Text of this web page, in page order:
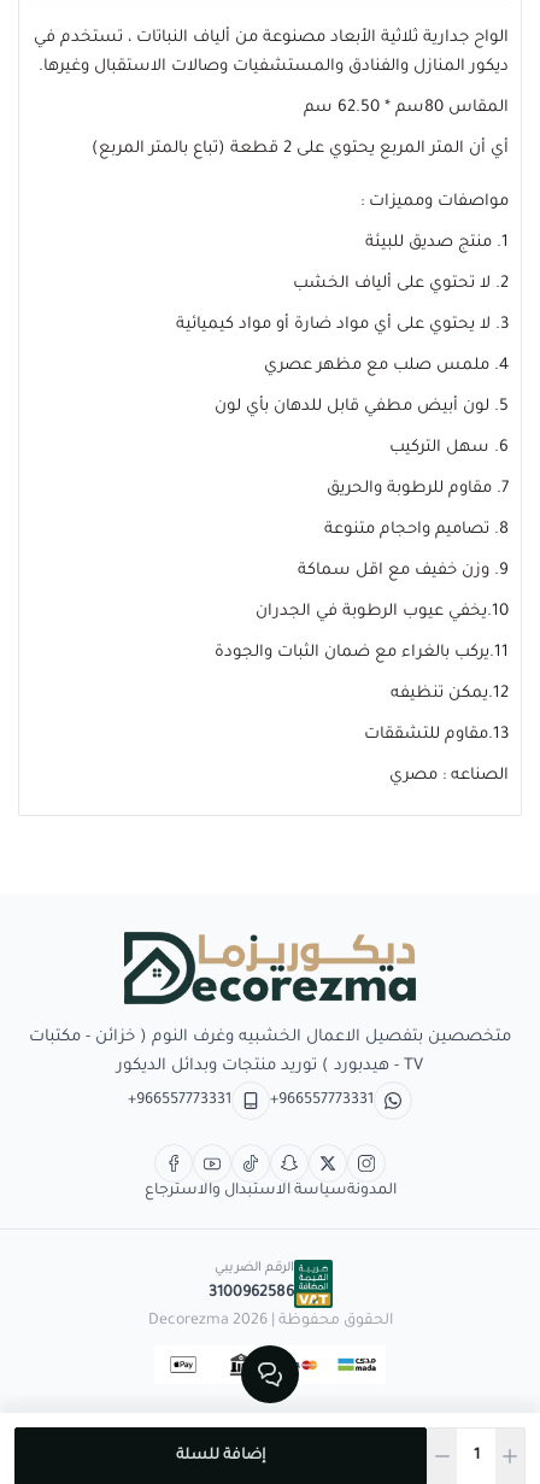
إضافة للسلة
الواح جدارية ثلاثية الأبعاد مصنوعة من ألياف النباتات ، تستخدم في
ديكور المنازل والفنادق والمستشفيات وصالات الاستقبال وغيرها.
المقاس 80سم * 62.50 سم
أي أن المتر المربع يحتوي على 2 قطعة (تباع بالمتر المربع)
مواصفات ومميزات :
1. منتج صديق للبيئة
2. لا تحتوي على ألياف الخشب
3. لا يحتوي على أي مواد ضارة أو مواد كيميائية
4. ملمس صلب مع مظهر عصري
5. لون أبيض مطفي قابل للدهان بأي لون
6. سهل التركيب
7. مقاوم للرطوبة والحريق
8. تصاميم واحجام متنوعة
9. وزن خفيف مع اقل سماكة
10.يخفي عيوب الرطوبة في الجدران
11.يركب بالغراء مع ضمان الثبات والجودة
12.يمكن تنظيفه
13.مقاوم للتشققات
الصناعه : مصري
متخصصين بتفصيل الاعمال الخشبيه وغرف النوم ( خزائن - مكتبات
TV - هيدبورد ) توريد منتجات وبدائل الديكور
+966557773331
+966557773331
المدونةسياسة الاستبدال والاسترجاع
الرقم الضريبي
3100962586
الحقوق محفوظة | 2026
Decorezma